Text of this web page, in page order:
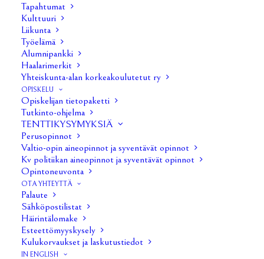
Tapahtumat
Kulttuuri
Liikunta
Työelämä
Alumnipankki
Haalarimerkit
Yhteiskunta-alan korkeakoulutetut ry
OPISKELU
Opiskelijan tietopaketti
Tutkinto-ohjelma
TENTTIKYSYMYKSIÄ
Perusopinnot
Valtio-opin aineopinnot ja syventävät opinnot
Kv politiikan aineopinnot ja syventävät opinnot
Opintoneuvonta
OTA YHTEYTTÄ
Palaute
Sähköpostilistat
Häirintälomake
Esteettömyyskysely
Kulukorvaukset ja laskutustiedot
IN ENGLISH
käsiteltiin mm. seuraavia asioita:
Menneet tapahtumat:
Akateemisen kyykän MM-kisat 9.2.
Iltakoululaisia tapahtumassa oli mukana
noin 20-30 henkilöä. Iltakoulu sijoittui
sijalle 478, joukkueita oli yhteensä 510.
Tapahtuma oli onnistunut, tosin
jatkopaikka aiheutti hieman haastetta.
Huminat 12.2. Tapahtuma järjestettiin
perinteisesti Klubilla. Osallistujia oli
runsaasti, ja iltakoululaisia noin 20-30
henkilöä.
Leffailta 13.2. Tapahtuma keräsi noin 15
henkilöä ja mukana oli myös vaihtareita.